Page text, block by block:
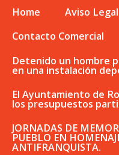
Home Aviso Legal
Contacto Comercial
Detenido un hombre
en una instalación
El Ayuntamiento de
los presupuestos
JORNADAS DE
PUEBLO EN
ANTIFRANQUISTA.